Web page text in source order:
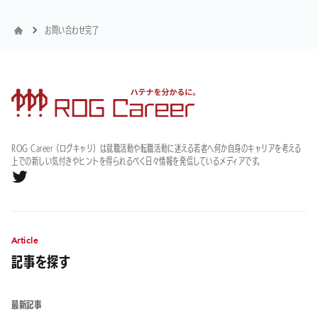
お問い合わせ完了
ROG Career（ログキャリ）は就職活動や転職活動に迷える若者へ何か自身のキャリアを考える
上での新しい気付きやヒントを得られるべく日々情報を発信しているメディアです。
Article
記事を探す
最新記事